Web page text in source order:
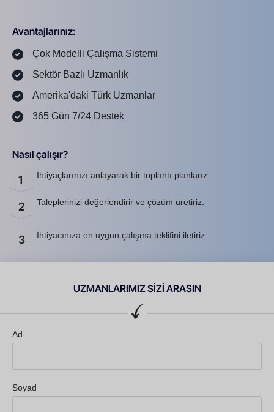
Avantajlarınız:
Çok Modelli Çalışma Sistemi
Sektör Bazlı Uzmanlık
Amerika'daki Türk Uzmanlar
365 Gün 7/24 Destek
Nasıl çalışır?
1 İhtiyaçlarınızı anlayarak bir toplantı planlarız.
2 Taleplerinizi değerlendirir ve çözüm üretiriz.
3 İhtiyacınıza en uygun çalışma teklifini iletiriz.
UZMANLARIMIZ SİZİ ARASIN
Ad
Soyad